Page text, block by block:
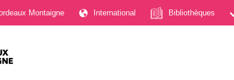
Montaigne International Bibliothèques